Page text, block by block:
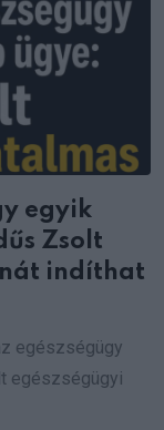
egyik
Zsolt
indíthat
egészségügy
egészségügyi